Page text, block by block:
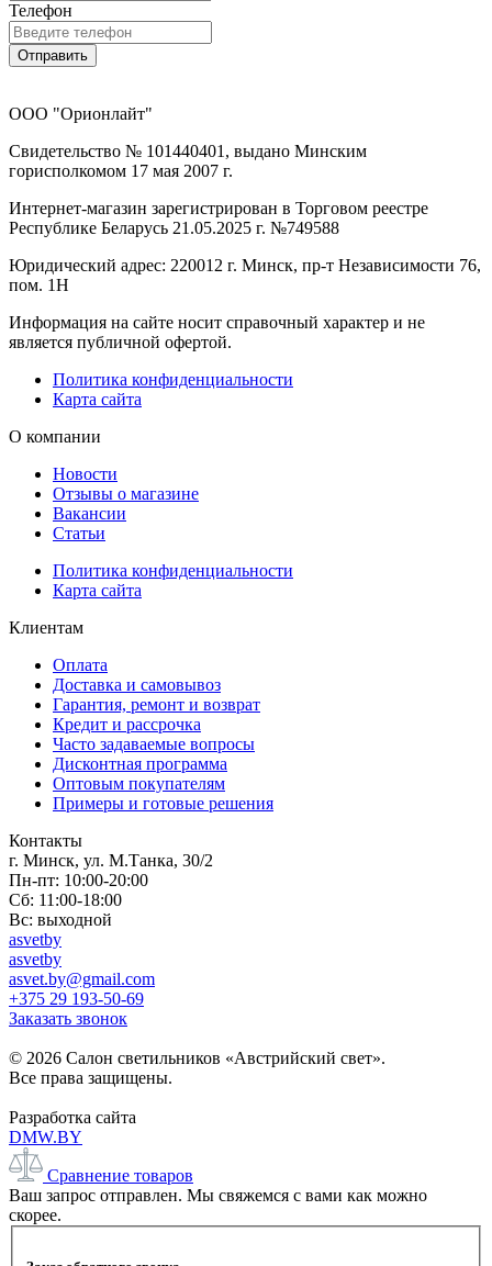
Телефон
Отправить
ООО "Орионлайт"
Свидетельство № 101440401, выдано Минским
горисполкомом 17 мая 2007 г.
Интернет-магазин зарегистрирован в Торговом реестре
Республике Беларусь 21.05.2025 г. №749588
Юридический адрес: 220012 г. Минск, пр-т Независимости 76,
пом. 1Н
Информация на сайте носит справочный характер и не
является публичной офертой.
Политика конфиденциальности
Карта сайта
О компании
Новости
Отзывы о магазине
Вакансии
Статьи
Политика конфиденциальности
Карта сайта
Клиентам
Оплата
Доставка и самовывоз
Гарантия, ремонт и возврат
Кредит и рассрочка
Часто задаваемые вопросы
Дисконтная программа
Оптовым покупателям
Примеры и готовые решения
Контакты
г. Минск, ул. М.Танка, 30/2
Пн-пт: 10:00-20:00
Сб: 11:00-18:00
Вс: выходной
asvetby
asvetby
asvet.by@gmail.com
+375 29 193-50-69
Заказать звонок
© 2026 Салон светильников «Австрийский свет».
Все права защищены.
Разработка сайта
DMW.BY
Сравнение товаров
Ваш запрос отправлен. Мы свяжемся с вами как можно
скорее.